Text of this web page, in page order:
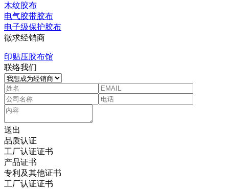
木纹胶布
电气胶带胶布
电子级保护胶布
徵求经销商
印贴压胶布馆
联络我们
送出
品质认证
工厂认证证书
产品证书
专利及其他证书
工厂认证证书